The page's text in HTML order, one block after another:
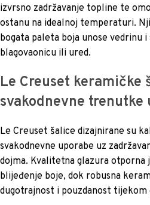
izvrsno zadržavanje topline te
ostanu na idealnoj temperaturi.
bogata paleta boja unose vedrinu
blagovaonicu ili ured.
Le Creuset keramičke
svakodnevne trenutke
Le Creuset šalice dizajnirane su
svakodnevne uporabe uz
dojma. Kvalitetna glazura
blijeđenje boje, dok robusna
dugotrajnost i pouzdanost tijekom